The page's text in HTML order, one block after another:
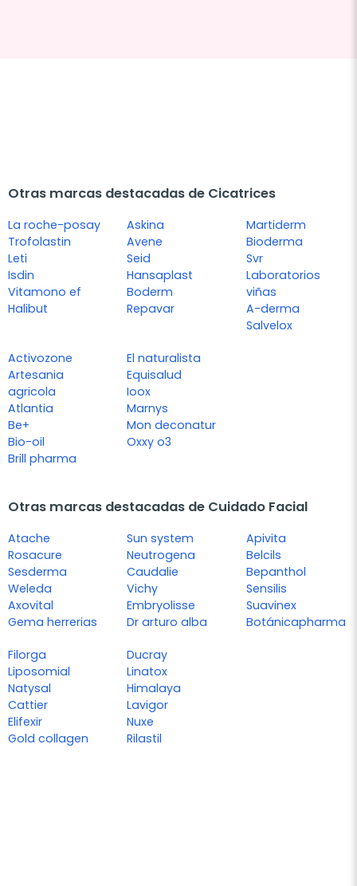
Otras marcas destacadas de Cicatrices
La roche-posay
Trofolastin
Leti
Isdin
Vitamono ef
Halibut
Askina
Avene
Seid
Hansaplast
Boderm
Repavar
Martiderm
Bioderma
Svr
Laboratorios
viñas
A-derma
Salvelox
Activozone
Artesania
agricola
Atlantia
Be+
Bio-oil
Brill pharma
El naturalista
Equisalud
Ioox
Marnys
Mon deconatur
Oxxy o3
Otras marcas destacadas de Cuidado Facial
Atache
Rosacure
Sesderma
Weleda
Axovital
Gema herrerias
Sun system
Neutrogena
Caudalie
Vichy
Embryolisse
Dr arturo alba
Apivita
Belcils
Bepanthol
Sensilis
Suavinex
Botánicapharma
Filorga
Liposomial
Natysal
Cattier
Elifexir
Gold collagen
Ducray
Linatox
Himalaya
Lavigor
Nuxe
Rilastil